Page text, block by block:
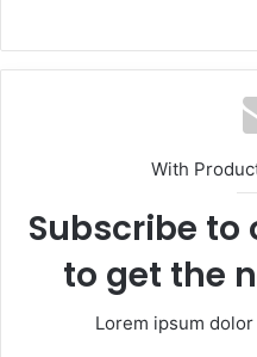
With
Subscribe
to get the
Lorem ipsum